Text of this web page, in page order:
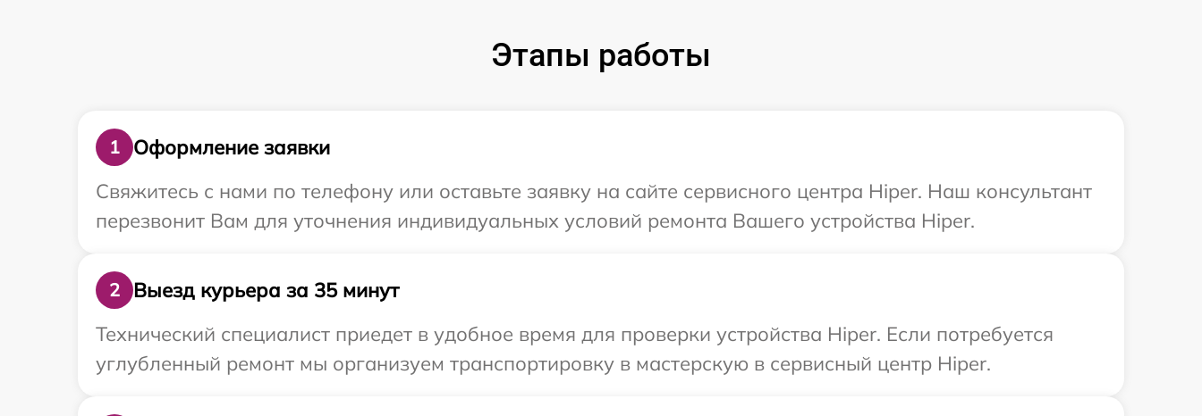
Этапы работы
1
Оформление заявки
Свяжитесь с нами по телефону или оставьте заявку на сайте сервисного центра Hiper. Наш консультант
перезвонит Вам для уточнения индивидуальных условий ремонта Вашего устройства Hiper.
2
Выезд курьера за 35 минут
Технический специалист приедет в удобное время для проверки устройства Hiper. Если потребуется
углубленный ремонт мы организуем транспортировку в мастерскую в сервисный центр Hiper.